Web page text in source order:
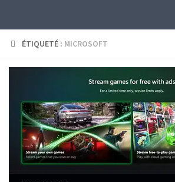
ÉTIQUETÉ : MICROSOFT